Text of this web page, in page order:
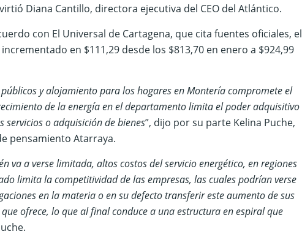
Diana Cantillo, directora ejecutiva del CEO del Atlántico.
con El Universal de Cartagena, que cita fuentes oficiales, el
en $111,29 desde los $813,70 en enero a $924,99
y alojamiento para los hogares en Montería compromete el
de la energía en el departamento limita el poder adquisitivo
servicios o adquisición de bienes”, dijo por su parte Kelina Puche,
pensamiento Atarraya.
va a verse limitada, altos costos del servicio energético, en regiones
limita la competitividad de las empresas, las cuales podrían verse
en la materia o en su defecto transferir este aumento de sus
ofrece, lo que al final conduce a una estructura en espiral que